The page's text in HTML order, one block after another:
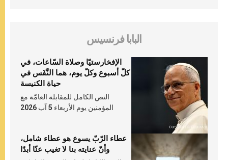
البابا فرنسيس
الإفخارستيّا وصلاة السّاعات، في
كلّ أسبوع وكلّ يوم، هما النَّفَس في
حياة الكنيسة
النص الكامل للمقابلة العامّة مع
المؤمنين يوم الأربعاء 5 آب 2026
عطاء الرّبّ يسوع هو عطاء شامل،
وأنّ عنايته بنا لا تغيب عنّا أبدًا